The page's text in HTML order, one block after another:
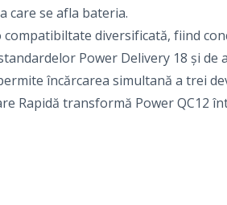
care se afla bateria.
diversificată, fiind
Power Delivery 18 și de
încărcarea simultană a trei
Rapidă transformă Power